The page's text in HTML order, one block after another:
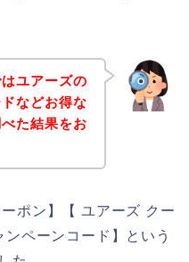
ユアーズの
などお得な
た結果をお
ポン】【 ユアーズ クー
ペーンコード】という